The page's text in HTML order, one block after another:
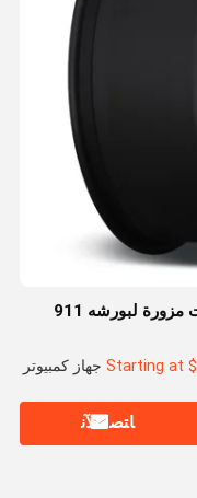
MOQ：4 جهاز كمبيوتر
ﺎﺘﺼﻟ ﺍﻶﻧ